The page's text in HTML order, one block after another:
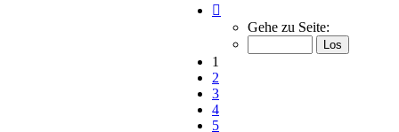
von
Gehe zu Seite:
1
2
3
4
5